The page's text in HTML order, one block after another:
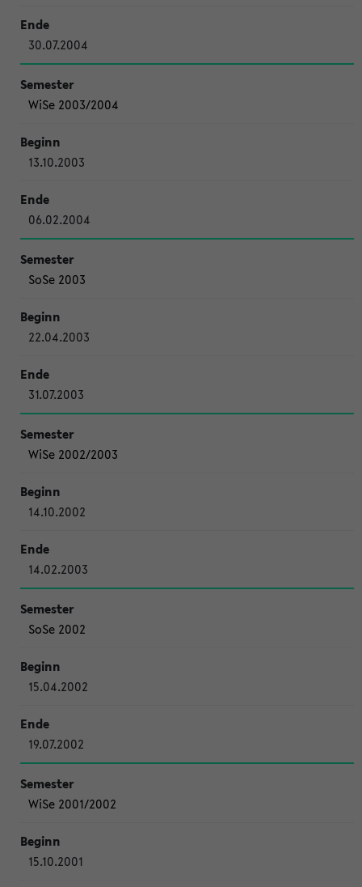
30.07.2004
WiSe 2003/2004
13.10.2003
06.02.2004
SoSe 2003
22.04.2003
31.07.2003
WiSe 2002/2003
14.10.2002
14.02.2003
SoSe 2002
15.04.2002
19.07.2002
WiSe 2001/2002
15.10.2001